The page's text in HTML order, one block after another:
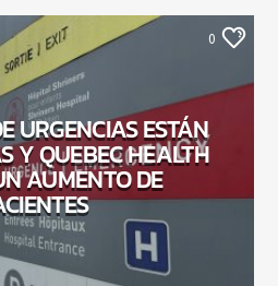
0
URGENCIAS ESTÁN
Y QUEBEC HEALTH
AUMENTO DE